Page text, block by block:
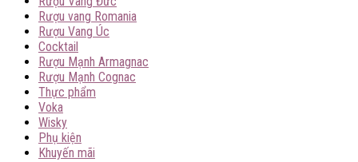
Rượu vang Romania
Rượu Vang Úc
Cocktail
Rượu Mạnh Armagnac
Rượu Mạnh Cognac
Thực phẩm
Voka
Wisky
Phụ kiện
Khuyến mãi